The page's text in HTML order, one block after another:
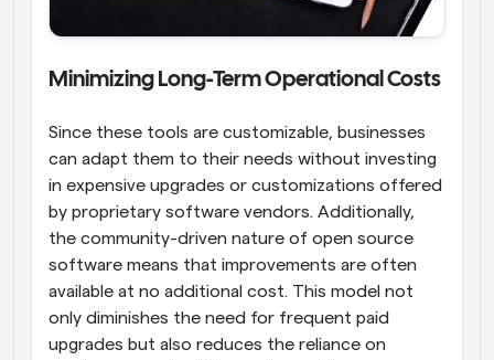
Minimizing Long-Term Operational Costs
Since these tools are customizable, businesses
can adapt them to their needs without investing
in expensive upgrades or customizations offered
by proprietary software vendors. Additionally,
the community-driven nature of open source
software means that improvements are often
available at no additional cost. This model not
only diminishes the need for frequent paid
upgrades but also reduces the reliance on